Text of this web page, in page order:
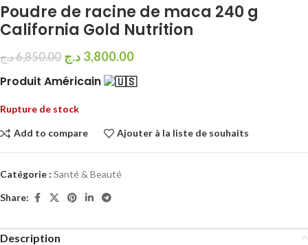
Poudre de racine de maca 240 g
California Gold Nutrition
6,850.00د.ج 3,800.00 د.ج
Produit Américain
Rupture de stock
Add to compare Ajouter à la liste de souhaits
Catégorie : Santé & Beauté
Share:
Description